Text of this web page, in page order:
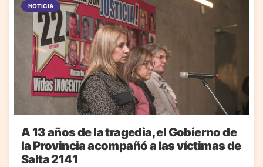
NOTICIA
A 13 años de la tragedia, el Gobierno de
la Provincia acompañó a las víctimas de
Salta 2141